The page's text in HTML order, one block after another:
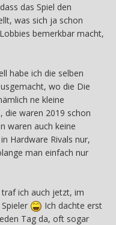
das Spiel den
was sich ja schon
bemerkbar macht,
habe ich die selben
wo die Die
ne kleine
die waren 2019 schon
waren auch keine
Hardware Rivals nur,
man einfach nur
ich auch jetzt, im
Ich dachte erst
Tag da, oft sogar